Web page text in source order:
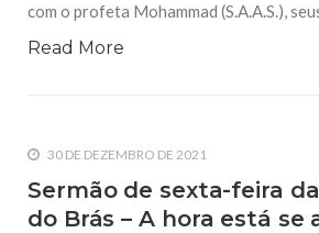
com o profeta Mohammad (S.A.A.S.),
Read More
30 DE DEZEMBRO DE 2021
Sermão de sexta-feira
do Brás – A hora está se